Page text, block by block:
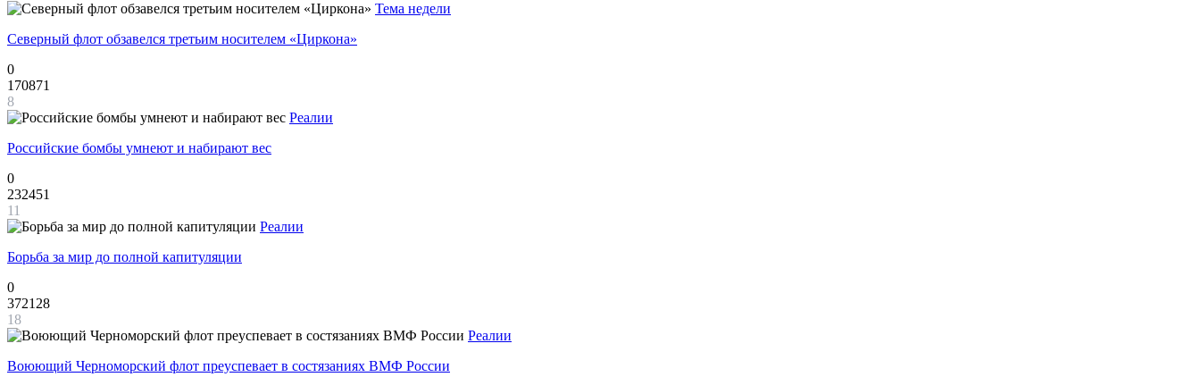
Тема недели
Северный флот обзавелся третьим носителем «Циркона»
0
170871
8
Реалии
Российские бомбы умнеют и набирают вес
0
232451
11
Реалии
Борьба за мир до полной капитуляции
0
372128
18
Реалии
Воюющий Черноморский флот преуспевает в состязаниях ВМФ России